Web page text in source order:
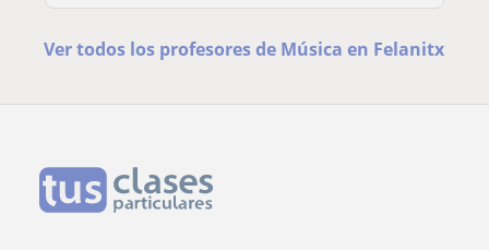
Ver todos los profesores de Música en Felanitx